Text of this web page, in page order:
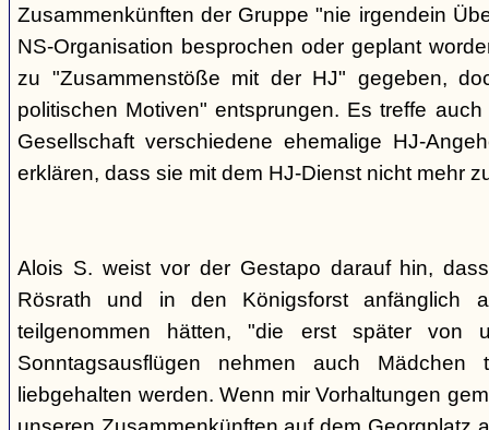
Zusammenkünften der Gruppe "nie irgendein
NS-Organisation besprochen oder geplant
zu "Zusammenstöße mit der HJ" gegeben,
politischen Motiven" entsprungen. Es treffe
Gesellschaft verschiedene ehemalige HJ-
erklären, dass sie mit dem HJ-Dienst nicht mehr
Alois S. weist vor der Gestapo darauf hin,
Rösrath und in den Königsforst anfänglich
teilgenommen hätten, "die erst später von
Sonntagsausflügen nehmen auch
liebgehalten werden. Wenn mir Vorhaltungen